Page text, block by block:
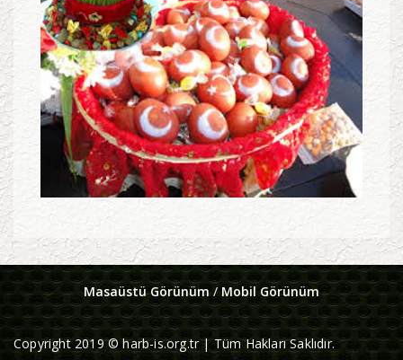
Masaüstü Görünüm/ Mobil Görünüm
Copyright 2019 © harb-is.org.tr | Tüm Hakları Saklıdır.